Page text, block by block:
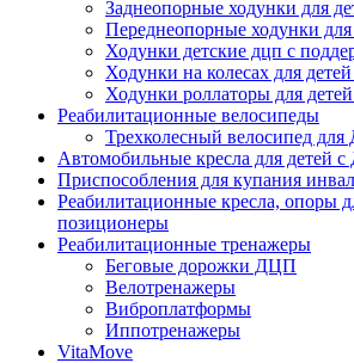
Заднеопорные ходунки для
Переднеопорные ходунки для
Ходунки детские дцп с
Ходунки на колесах для
Ходунки роллаторы для
Реабилитационные велосипеды
Трехколесный велосипед
Автомобильные кресла для детей
Приспособления для купания
Реабилитационные кресла, опоры
позиционеры
Реабилитационные тренажеры
Беговые дорожки ДЦП
Велотренажеры
Виброплатформы
Иппотренажеры
VitaMove